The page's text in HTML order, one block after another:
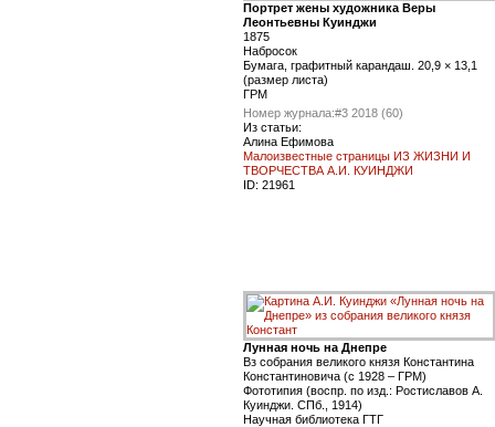
Портрет жены художника Веры
Леонтьевны Куинджи
1875
Набросок
Бумага, графитный карандаш. 20,9 × 13,1
(размер листа)
ГРМ
Номер журнала:#3 2018 (60)
Из статьи:
Алина Ефимова
Малоизвестные страницы ИЗ ЖИЗНИ И
ТВОРЧЕСТВА А.И. КУИНДЖИ
ID: 21961
Лунная ночь на Днепре
Bз собрания великого князя Константина
Константиновича (с 1928 – ГРМ)
Фототипия (воспр. по изд.: Ростиславов А.
Куинджи. СПб., 1914)
Научная библиотека ГТГ